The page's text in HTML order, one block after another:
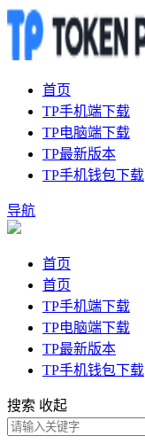
首页
TP手机端下载
TP电脑端下载
TP最新版本
TP手机钱包下载
导航
首页
首页
TP手机端下载
TP电脑端下载
TP最新版本
TP手机钱包下载
搜索 收起